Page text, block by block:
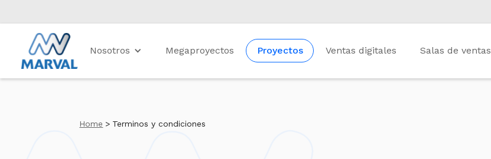
Nosotros Megaproyectos Proyectos Ventas digitales Salas de ventas
Home > Terminos y condiciones